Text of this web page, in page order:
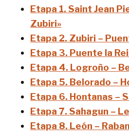
Etapa 1. Saint Jean
Zubiri»
Etapa 2. Zubiri –
Etapa 3. Puente la
Etapa 4. Logroño –
Etapa 5. Belorado –
Etapa 6. Hontanas –
Etapa 7. Sahagun –
Etapa 8. León –